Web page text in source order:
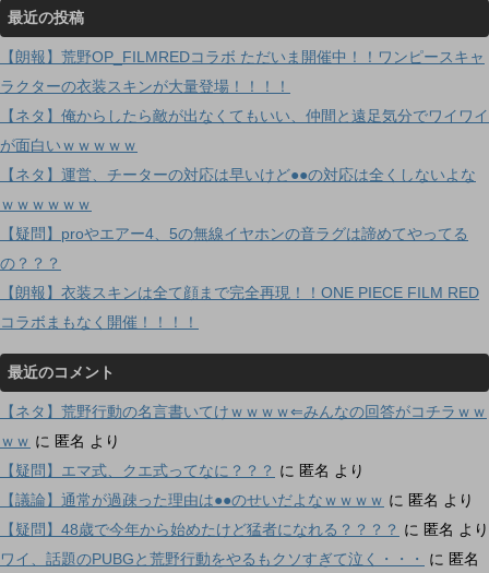
最近の投稿
【朗報】荒野OP_FILMREDコラボ ただいま開催中！！ワンピースキャ
ラクターの衣装スキンが大量登場！！！！
【ネタ】俺からしたら敵が出なくてもいい、仲間と遠足気分でワイワイ
が面白いｗｗｗｗｗ
【ネタ】運営、チーターの対応は早いけど●●の対応は全くしないよな
ｗｗｗｗｗｗ
【疑問】proやエアー4、5の無線イヤホンの音ラグは諦めてやってる
の？？？
【朗報】衣装スキンは全て顔まで完全再現！！ONE PIECE FILM RED
コラボまもなく開催！！！！
最近のコメント
【ネタ】荒野行動の名言書いてけｗｗｗｗ⇐みんなの回答がコチラｗｗ
ｗｗ に 匿名 より
【疑問】エマ式、クエ式ってなに？？？ に 匿名 より
【議論】通常が過疎った理由は●●のせいだよなｗｗｗｗ に 匿名 より
【疑問】48歳で今年から始めたけど猛者になれる？？？？ に 匿名 より
ワイ、話題のPUBGと荒野行動をやるもクソすぎて泣く・・・
に 匿名